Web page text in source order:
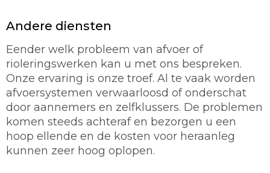
Andere diensten
Eender welk probleem van afvoer of
rioleringswerken kan u met ons bespreken.
Onze ervaring is onze troef. Al te vaak worden
afvoersystemen verwaarloosd of onderschat
door aannemers en zelfklussers. De problemen
komen steeds achteraf en bezorgen u een
hoop ellende en de kosten voor heraanleg
kunnen zeer hoog oplopen.